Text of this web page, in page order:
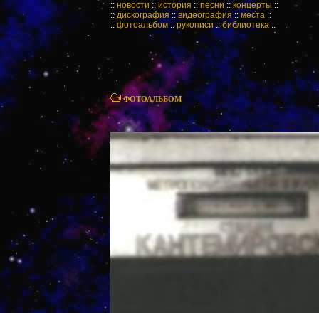
:: новости :: история :: песни :: концерты ::
::дискография :: видеография ::места ::
:: фотоальбом::рукописи::библиотека ::
ФОТОАЛЬБОМ